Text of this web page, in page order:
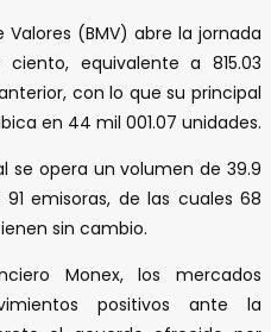
Valores (BMV) abre la jornada
equivalente a 815.03
con lo que su principal
en 44 mil 001.07 unidades.
se opera un volumen de 39.9
emisoras, de las cuales 68
sin cambio.
Monex, los mercados
positivos ante la